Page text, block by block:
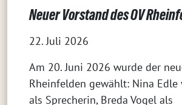
Neuer Vorstand des OV
22. Juli 2026
Am 20. Juni 2026 wurde der
Rheinfelden gewählt: Nina Edle
als Sprecherin, Breda Vogel als